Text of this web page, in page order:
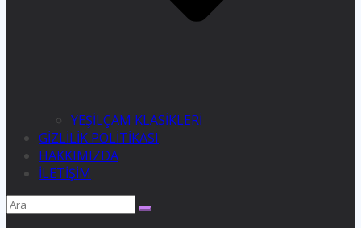
YEŞİLÇAM KLASİKLERİ
GİZLİLİK POLİTİKASI
HAKKIMIZDA
İLETİŞİM